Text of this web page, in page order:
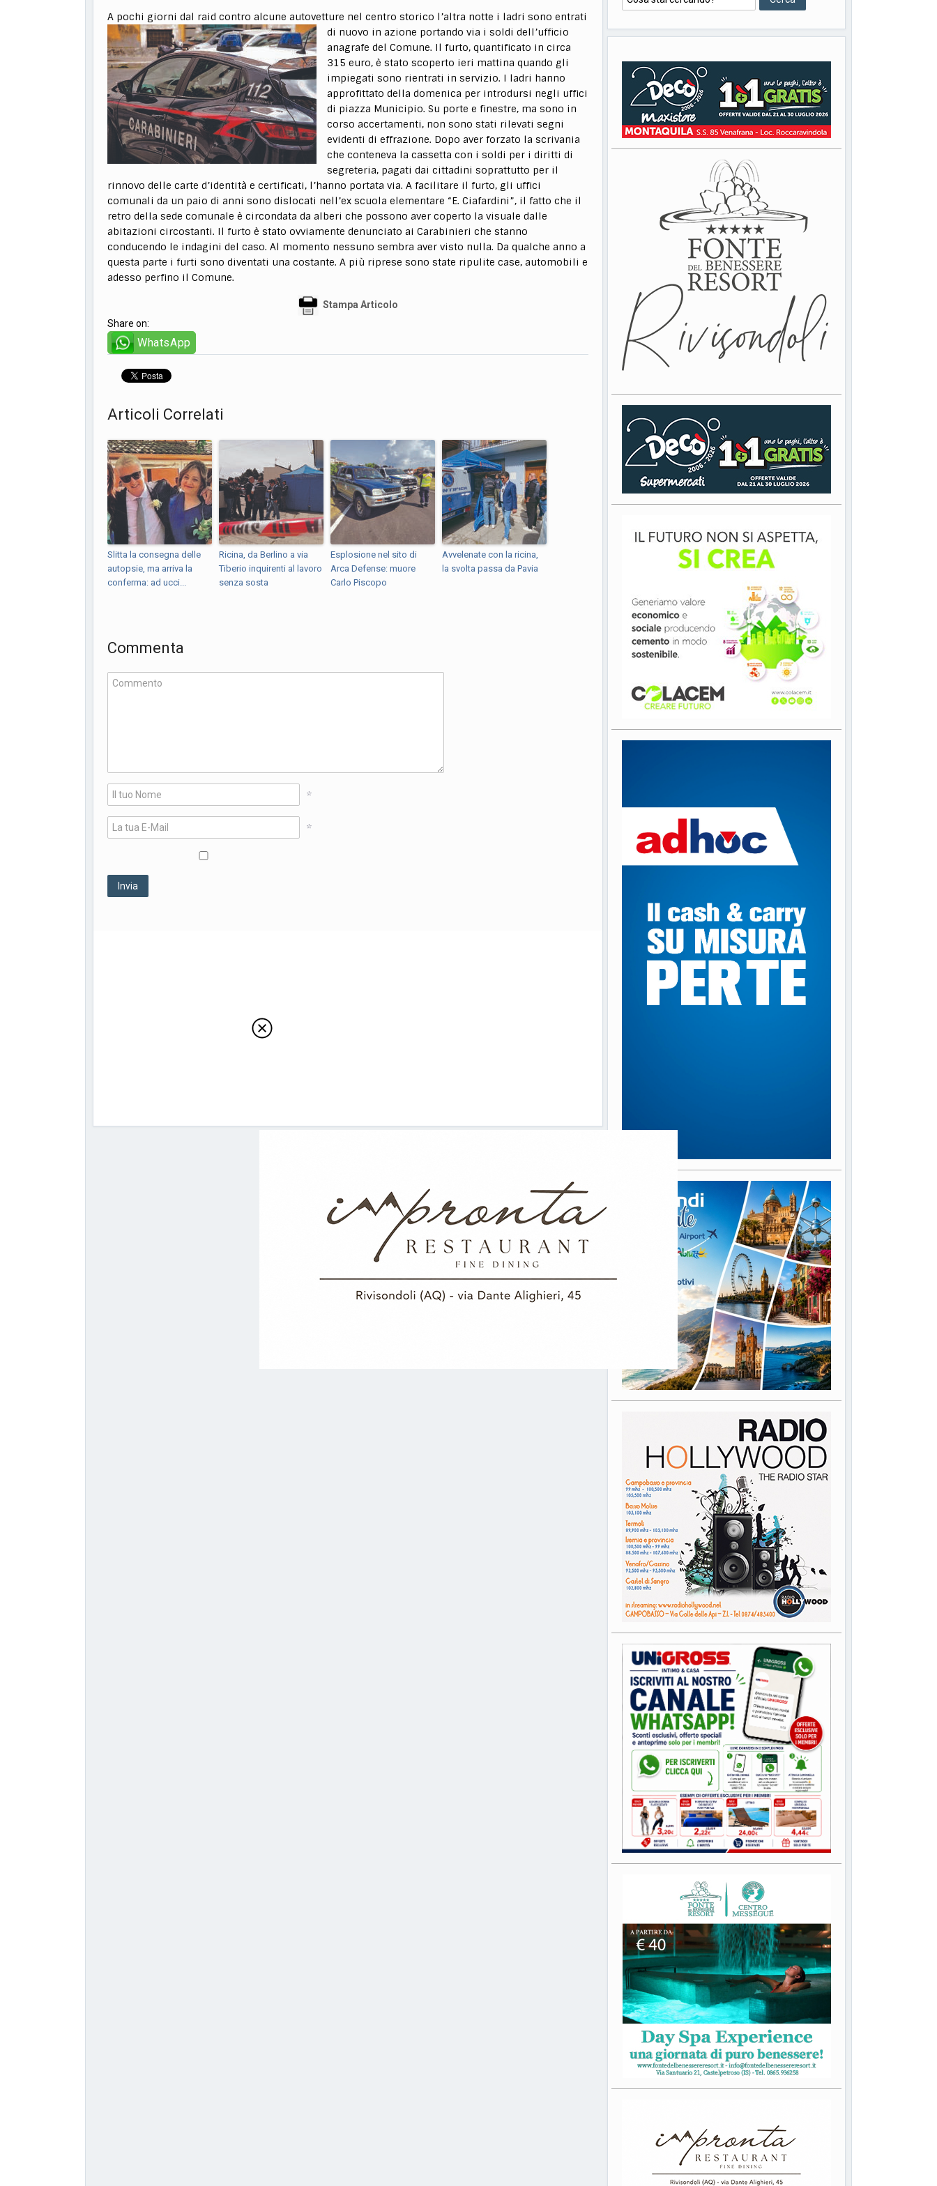
A pochi giorni dal raid contro alcune autovetture nel centro storico l’altra notte i ladri sono entrati
di nuovo in azione portando via i soldi dell’ufficio
anagrafe del Comune. Il furto, quantificato in circa
315 euro, è stato scoperto ieri mattina quando gli
impiegati sono rientrati in servizio. I ladri hanno
approfittato della domenica per introdursi negli uffici
di piazza Municipio. Su porte e finestre, ma sono in
corso accertamenti, non sono stati rilevati segni
evidenti di effrazione. Dopo aver forzato la scrivania
che conteneva la cassetta con i soldi per i diritti di
segreteria, pagati dai cittadini soprattutto per il
rinnovo delle carte d’identità e certificati, l’hanno portata via. A facilitare il furto, gli uffici
comunali da un paio di anni sono dislocati nell’ex scuola elementare “E. Ciafardini”, il fatto che il
retro della sede comunale è circondata da alberi che possono aver coperto la visuale dalle
abitazioni circostanti. Il furto è stato ovviamente denunciato ai Carabinieri che stanno
conducendo le indagini del caso. Al momento nessuno sembra aver visto nulla. Da qualche anno a
questa parte i furti sono diventati una costante. A più riprese sono state ripulite case, automobili e
adesso perfino il Comune.
Stampa Articolo
Share on:
WhatsApp
Articoli Correlati
Slitta la consegna delle
autopsie, ma arriva la
conferma: ad ucci...
Ricina, da Berlino a via
Tiberio inquirenti al lavoro
senza sosta
Esplosione nel sito di
Arca Defense: muore
Carlo Piscopo
Avvelenate con la ricina,
la svolta passa da Pavia
Commenta
*
*